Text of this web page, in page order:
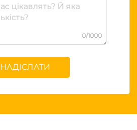
0/1000
НАДІСЛАТИ